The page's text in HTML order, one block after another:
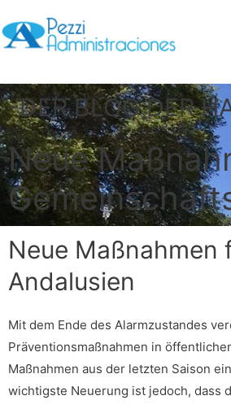
-DER BLOG DER
Neue
Neue
Andalusien
Mit dem Ende des Alarmzustandes
Präventionsmaßnahmen in
Maßnahmen aus der letzten Saison
wichtigste Neuerung ist jedoch, dass